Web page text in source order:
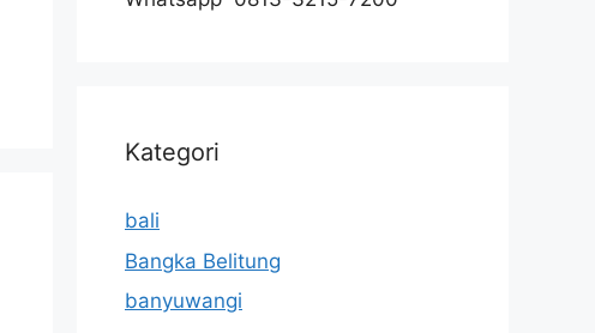
Kategori
bali
Bangka Belitung
banyuwangi